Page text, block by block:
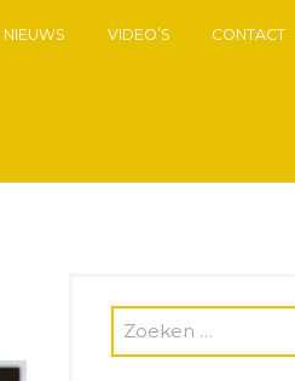
NIEUWS VIDEO’S CONTACT